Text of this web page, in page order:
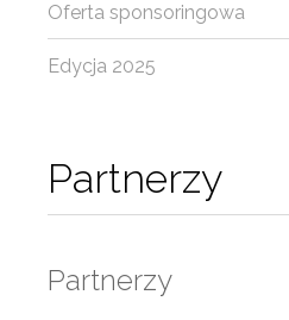
Partnerzy
Partnerzy
Oferta sponsoringowa
Edycja 2025